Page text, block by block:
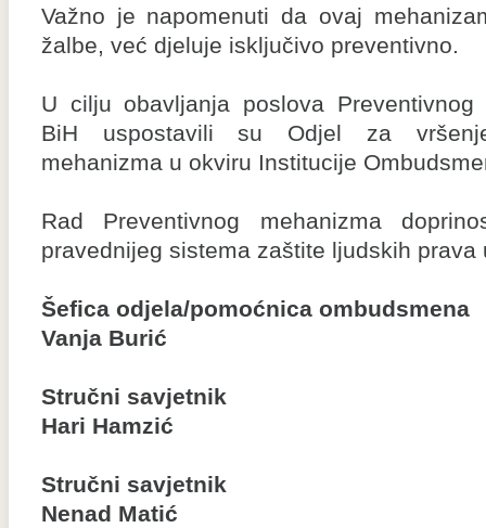
Važno je napomenuti da ovaj
žalbe, već djeluje isključivo preventivno.
U cilju obavljanja poslova Preventivnog
BiH uspostavili su Odjel za
mehanizma u okviru Institucije
Rad Preventivnog mehanizma
pravednijeg sistema zaštite ljudskih prava
Šefica odjela/pomoćnica ombudsmena
Vanja Burić
Stručni savjetnik
Hari Hamzić
Stručni savjetnik
Nenad Matić